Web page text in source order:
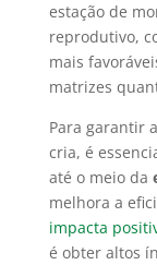
estação de
reprodutivo,
mais
matrizes
Para garantir
cria, é
até o meio da
melhora a
impacta
é obter altos